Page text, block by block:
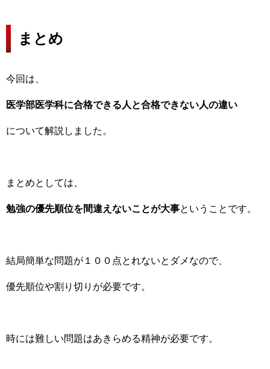
まとめ
今回は、
医学部医学科に合格できる人と合格できない人の違い
について解説しました。
まとめとしては、
勉強の優先順位を間違えないことが大事ということです。
結局簡単な問題が１００点とれないとダメなので、
優先順位や割り切りが必要です。
時には難しい問題はあきらめる精神が必要です。